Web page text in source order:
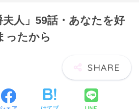
夫人」59話・あなたを好
ったから